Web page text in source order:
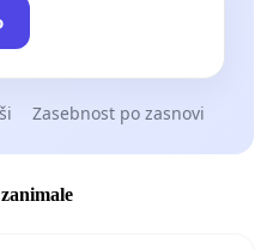
Zasebnost po zasnovi